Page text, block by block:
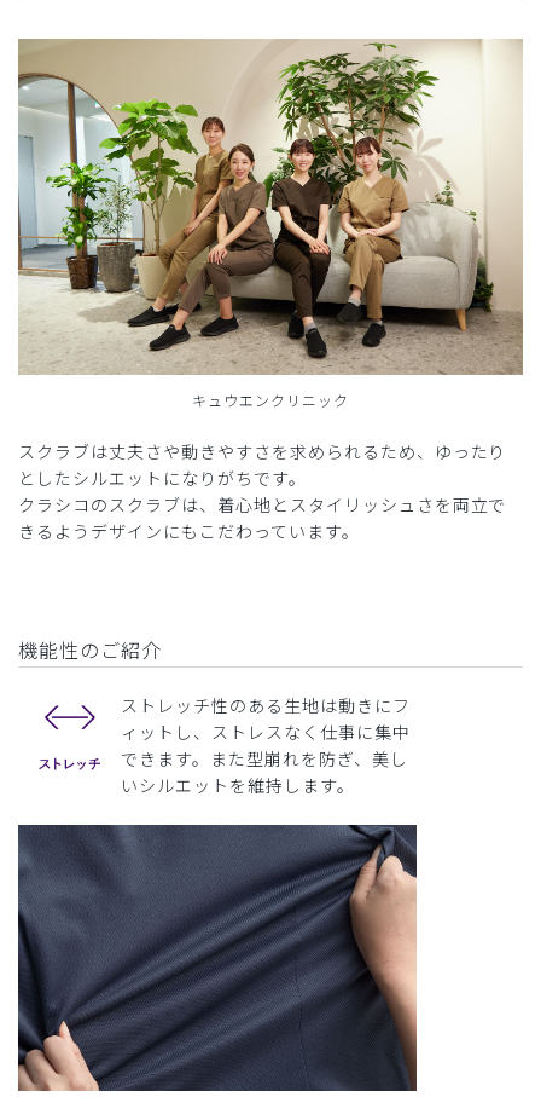
キュウエンクリニック
スクラブは丈夫さや動きやすさを求められるため、ゆったり
としたシルエットになりがちです。
クラシコのスクラブは、着心地とスタイリッシュさを両立で
きるようデザインにもこだわっています。
機能性のご紹介
ストレッチ性のある生地は動きにフ
ィットし、ストレスなく仕事に集中
できます。また型崩れを防ぎ、美し
いシルエットを維持します。